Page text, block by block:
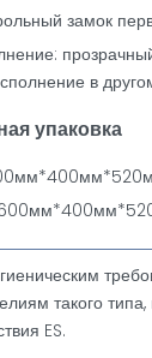
замок
в
упаковка
такого
ES.